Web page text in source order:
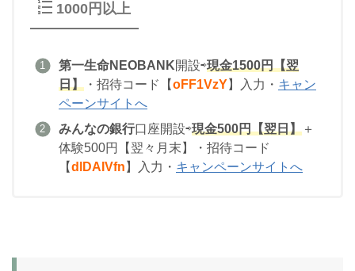
1000円以上
第一生命NEOBANK開設⇨現金1500円【翌
日】 ・招待コード【oFF1VzY】入力・ キャン
ペーンサイトへ
みんなの銀行口座開設⇨現金500円【翌日】 ＋
体験500円【翌々月末】・招待コード
【dlDAIVfn 】入力・ キャンペーンサイトへ